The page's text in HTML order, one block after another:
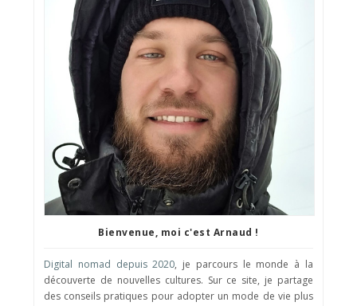
Bienvenue, moi c'est Arnaud !
Digital nomad depuis 2020, je parcours le monde à la
découverte de nouvelles cultures. Sur ce site, je partage
des conseils pratiques pour adopter un mode de vie plus